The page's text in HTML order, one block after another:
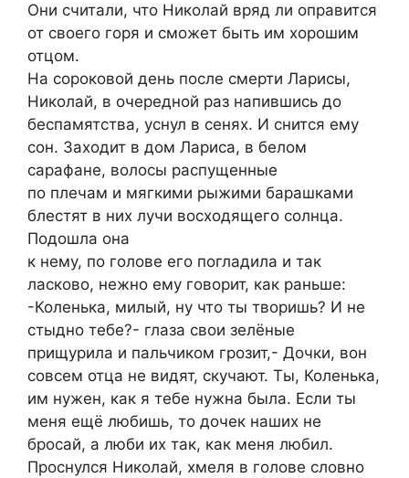
Они считали, что Николай вряд ли оправится
от своего горя и сможет быть им хорошим
отцом.
На сороковой день после смерти Ларисы,
Николай, в очередной раз напившись до
беспамятства, уснул в сенях. И снится ему
сон. Заходит в дом Лариса, в белом
сарафане, волосы распущенные
по плечам и мягкими рыжими барашками
блестят в них лучи восходящего солнца.
Подошла она
к нему, по голове его погладила и так
ласково, нежно ему говорит, как раньше:
-Коленька, милый, ну что ты творишь? И не
стыдно тебе?- глаза свои зелёные
прищурила и пальчиком грозит,- Дочки, вон
совсем отца не видят, скучают. Ты, Коленька,
им нужен, как я тебе нужна была. Если ты
меня ещё любишь, то дочек наших не
бросай, а люби их так, как меня любил.
Проснулся Николай, хмеля в голове словно